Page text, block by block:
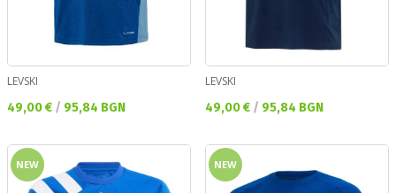
LEVSKI
Текуща цена:
49,00 € / 95,84 BGN
LEVSKI
Текуща цена:
49,00 € / 95,84 BGN
NEW NEW